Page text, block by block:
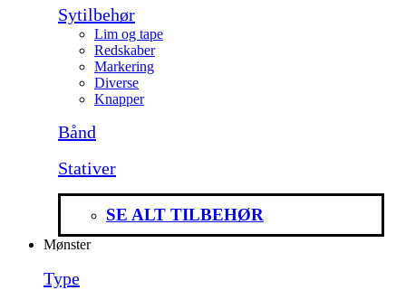
Sytilbehør
Lim og tape
Redskaber
Markering
Diverse
Knapper
Bånd
Stativer
SE ALT TILBEHØR
Mønster
Type